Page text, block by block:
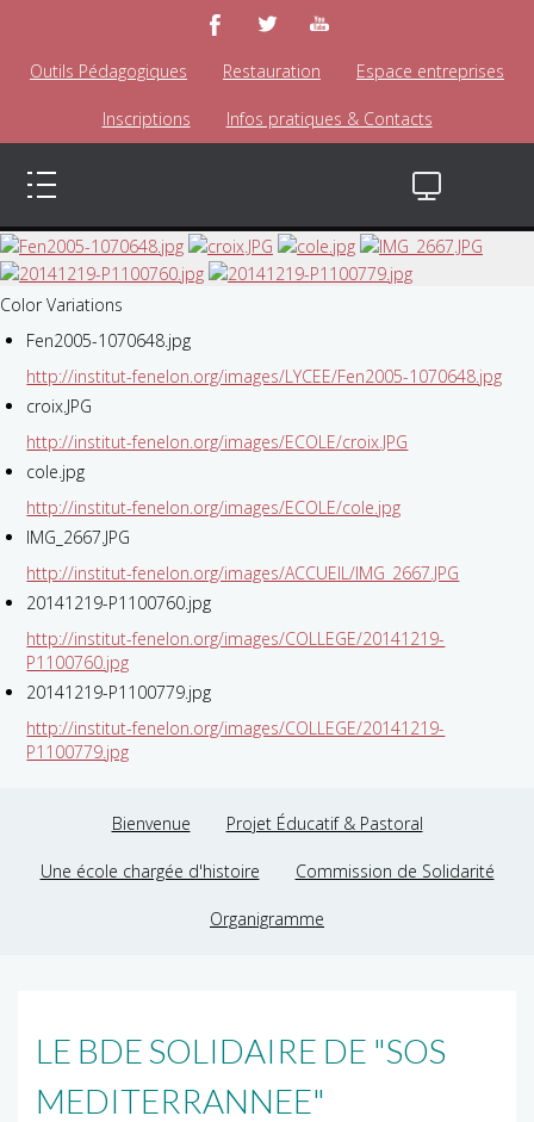
Outils Pédagogiques Restauration Espace entreprises
Inscriptions Infos pratiques & Contacts
Color Variations
Fen2005-1070648.jpg
http://institut-fenelon.org/images/LYCEE/Fen2005-1070648.jpg
croix.JPG
http://institut-fenelon.org/images/ECOLE/croix.JPG
cole.jpg
http://institut-fenelon.org/images/ECOLE/cole.jpg
IMG_2667.JPG
http://institut-fenelon.org/images/ACCUEIL/IMG_2667.JPG
20141219-P1100760.jpg
http://institut-fenelon.org/images/COLLEGE/20141219-
P1100760.jpg
20141219-P1100779.jpg
http://institut-fenelon.org/images/COLLEGE/20141219-
P1100779.jpg
Bienvenue Projet Éducatif & Pastoral
Une école chargée d'histoire Commission de Solidarité
Organigramme
LE BDE SOLIDAIRE DE "SOS
MEDITERRANNEE"